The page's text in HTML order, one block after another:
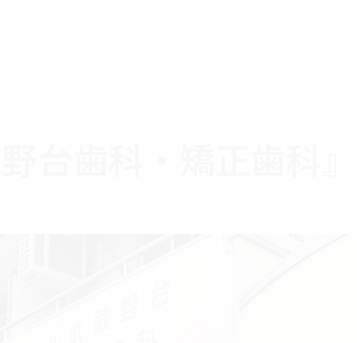
台歯科・矯正歯科』